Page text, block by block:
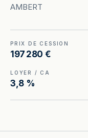
AMBERT
PRIX DE CESSION
197 280 €
LOYER / CA
3,8 %